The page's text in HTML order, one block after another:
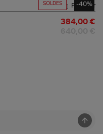
SOLDES -40%
Partager
384,00 €